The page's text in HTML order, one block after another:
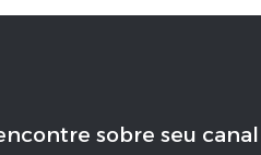
sobre seu